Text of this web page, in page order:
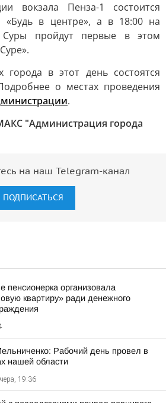
вокзала Пенза-1 состоится
«Будь в центре», а в 18:00 на
пройдут первые в этом
города в этот день состоятся
о местах проведения
.
"Администрация города
на наш Telegram-канал
ПОДПИСАТЬСЯ
пенсионерка организовала
квартиру» ради денежного
Рабочий день провел в
нашей области
19:36